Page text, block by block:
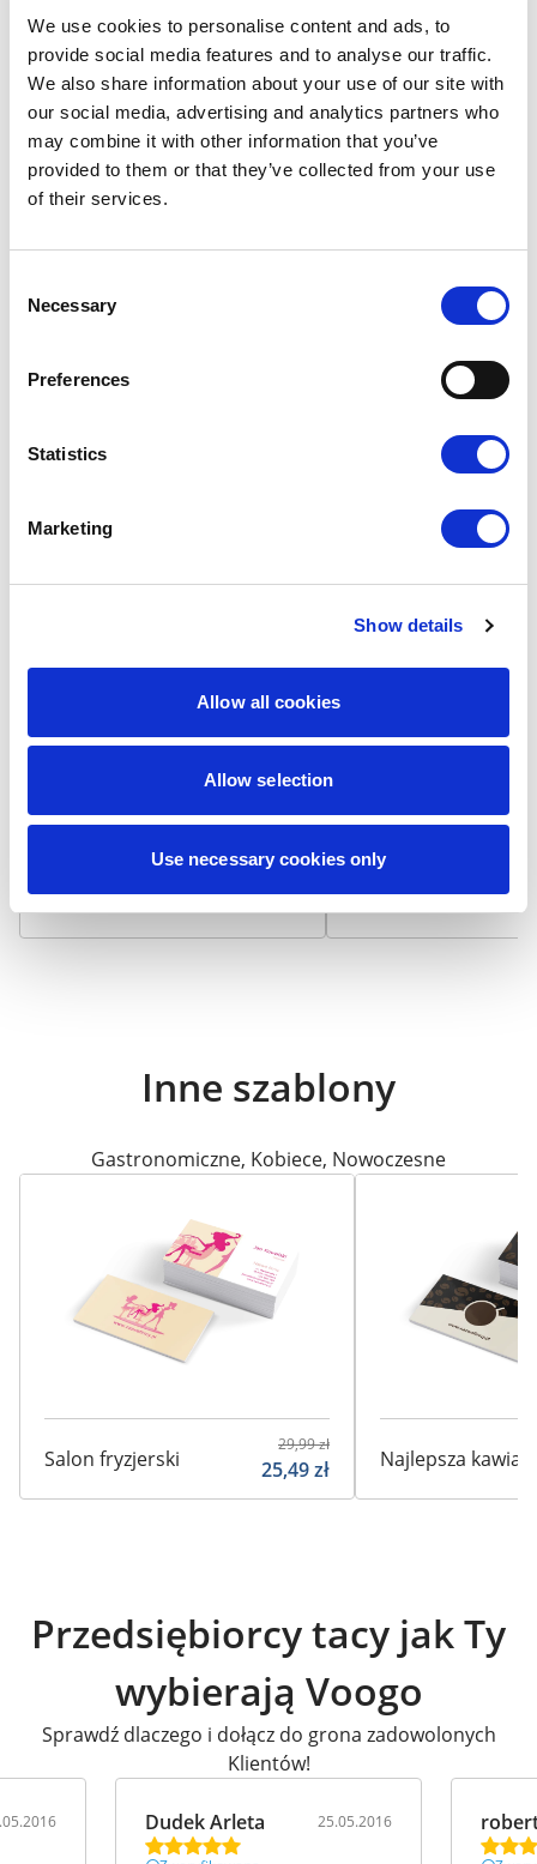
We use cookies to personalise content and ads, to
provide social media features and to analyse our traffic.
We also share information about your use of our site with
our social media, advertising and analytics partners who
may combine it with other information that you’ve
provided to them or that they’ve collected from your use
of their services.
Selection
Necessary
Preferences
Statistics
Marketing
Show details
Allow all cookies
Allow selection
Use necessary cookies only
Dopasuj wykończenie do
swojego projektu
Możesz dobrać do projektu matowe lub błyszczące
wykończenie — każde z nich inaczej podkreśla kolory i
Wizytówka na papierze 300
g/m² z matowym laminatem,
zapewnia niepalcującą się
zwiększa trwałość i chroni przed
+7,90 zł / 100 szt.
Laminat
g/m² pokryta
laminatem, który
bardziej odporna na
żywotność.
+7,90 zł / 100 szt.
Inne szablony
Gastronomiczne, Kobiece, Nowoczesne
Salon fryzjerski
29,99zł
25,49zł Najlepsza
Przedsiębiorcy tacy jak Ty
wybierają Voogo
Sprawdź dlaczego i dołącz do grona zadowolonych
Klientów!
Dudek Arleta 25.05.2016